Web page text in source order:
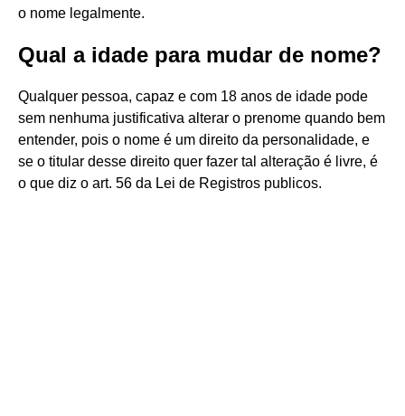
o nome legalmente.
Qual a idade para mudar de nome?
Qualquer pessoa, capaz e com 18 anos de idade pode
sem nenhuma justificativa alterar o prenome quando bem
entender, pois o nome é um direito da personalidade, e
se o titular desse direito quer fazer tal alteração é livre, é
o que diz o art. 56 da Lei de Registros publicos.